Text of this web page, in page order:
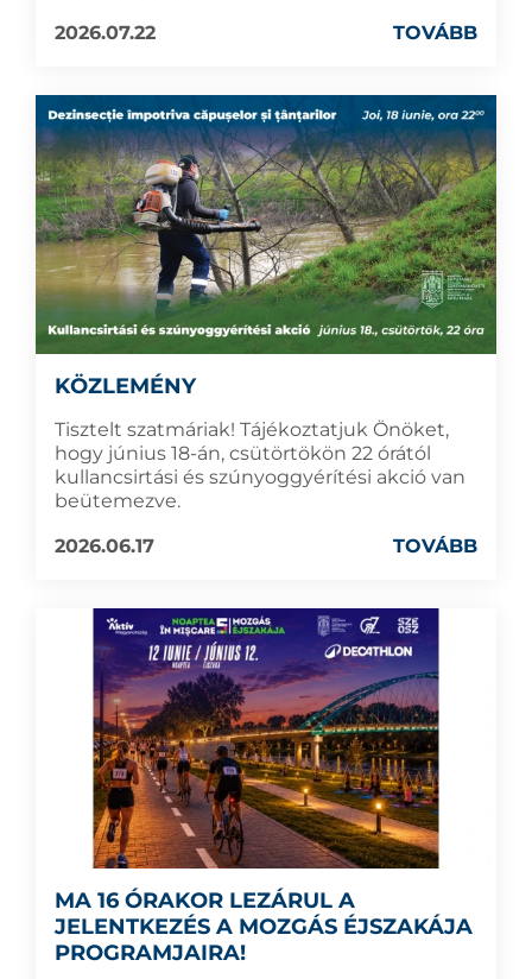
2026.07.22
TOVÁBB
KÖZLEMÉNY
Tisztelt szatmáriak! Tájékoztatjuk Önöket,
hogy június 18-án, csütörtökön 22 órától
kullancsirtási és szúnyoggyérítési akció van
beütemezve.
2026.06.17
TOVÁBB
MA 16 ÓRAKOR LEZÁRUL A
JELENTKEZÉS A MOZGÁS ÉJSZAKÁJA
PROGRAMJAIRA!